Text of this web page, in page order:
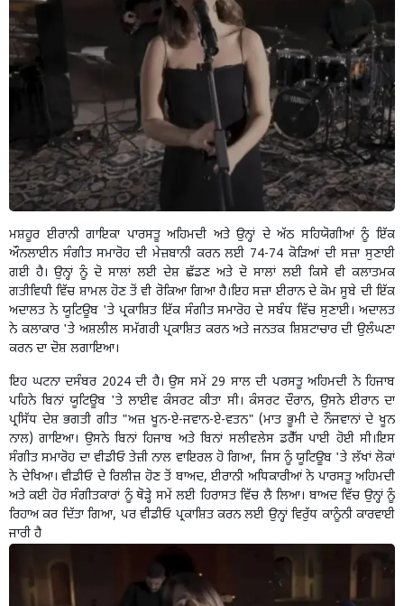
ਮਸ਼ਹੂਰ ਈਰਾਨੀ ਗਾਇਕਾ ਪਾਰਸਤੂ ਅਹਿਮਦੀ ਅਤੇ ਉਨ੍ਹਾਂ ਦੇ ਅੱਠ ਸਹਿਯੋਗੀਆਂ ਨੂੰ ਇੱਕ
ਔਨਲਾਈਨ ਸੰਗੀਤ ਸਮਾਰੋਹ ਦੀ ਮੇਜ਼ਬਾਨੀ ਕਰਨ ਲਈ 74-74 ਕੋੜਿਆਂ ਦੀ ਸਜ਼ਾ ਸੁਣਾਈ
ਗਈ ਹੈ। ਉਨ੍ਹਾਂ ਨੂੰ ਦੋ ਸਾਲਾਂ ਲਈ ਦੇਸ਼ ਛੱਡਣ ਅਤੇ ਦੋ ਸਾਲਾਂ ਲਈ ਕਿਸੇ ਵੀ ਕਲਾਤਮਕ
ਗਤੀਵਿਧੀ ਵਿੱਚ ਸ਼ਾਮਲ ਹੋਣ ਤੋਂ ਵੀ ਰੋਕਿਆ ਗਿਆ ਹੈ।ਇਹ ਸਜ਼ਾ ਈਰਾਨ ਦੇ ਕੋਮ ਸੂਬੇ ਦੀ ਇੱਕ
ਅਦਾਲਤ ਨੇ ਯੂਟਿਊਬ 'ਤੇ ਪ੍ਰਕਾਸ਼ਿਤ ਇੱਕ ਸੰਗੀਤ ਸਮਾਰੋਹ ਦੇ ਸਬੰਧ ਵਿੱਚ ਸੁਣਾਈ। ਅਦਾਲਤ
ਨੇ ਕਲਾਕਾਰ 'ਤੇ ਅਸ਼ਲੀਲ ਸਮੱਗਰੀ ਪ੍ਰਕਾਸ਼ਿਤ ਕਰਨ ਅਤੇ ਜਨਤਕ ਸ਼ਿਸ਼ਟਾਚਾਰ ਦੀ ਉਲੰਘਣਾ
ਕਰਨ ਦਾ ਦੋਸ਼ ਲਗਾਇਆ।
ਇਹ ਘਟਨਾ ਦਸੰਬਰ 2024 ਦੀ ਹੈ। ਉਸ ਸਮੇਂ 29 ਸਾਲ ਦੀ ਪਰਸਤੂ ਅਹਿਮਦੀ ਨੇ ਹਿਜਾਬ
ਪਹਿਨੇ ਬਿਨਾਂ ਯੂਟਿਊਬ 'ਤੇ ਲਾਈਵ ਕੰਸਰਟ ਕੀਤਾ ਸੀ। ਕੰਸਰਟ ਦੌਰਾਨ, ਉਸਨੇ ਈਰਾਨ ਦਾ
ਪ੍ਰਸਿੱਧ ਦੇਸ਼ ਭਗਤੀ ਗੀਤ "ਅਜ਼ ਖੂਨ-ਏ-ਜਵਾਨ-ਏ-ਵਤਨ" (ਮਾਤ ਭੂਮੀ ਦੇ ਨੌਜਵਾਨਾਂ ਦੇ ਖੂਨ
ਨਾਲ) ਗਾਇਆ। ਉਸਨੇ ਬਿਨਾਂ ਹਿਜਾਬ ਅਤੇ ਬਿਨਾਂ ਸਲੀਵਲੇਸ ਡਰੈੱਸ ਪਾਈ ਹੋਈ ਸੀ।ਇਸ
ਸੰਗੀਤ ਸਮਾਰੋਹ ਦਾ ਵੀਡੀਓ ਤੇਜ਼ੀ ਨਾਲ ਵਾਇਰਲ ਹੋ ਗਿਆ, ਜਿਸ ਨੂੰ ਯੂਟਿਊਬ 'ਤੇ ਲੱਖਾਂ ਲੋਕਾਂ
ਨੇ ਦੇਖਿਆ। ਵੀਡੀਓ ਦੇ ਰਿਲੀਜ਼ ਹੋਣ ਤੋਂ ਬਾਅਦ, ਈਰਾਨੀ ਅਧਿਕਾਰੀਆਂ ਨੇ ਪਾਰਸਤੂ ਅਹਿਮਦੀ
ਅਤੇ ਕਈ ਹੋਰ ਸੰਗੀਤਕਾਰਾਂ ਨੂੰ ਥੋੜ੍ਹੇ ਸਮੇਂ ਲਈ ਹਿਰਾਸਤ ਵਿੱਚ ਲੈ ਲਿਆ। ਬਾਅਦ ਵਿੱਚ ਉਨ੍ਹਾਂ ਨੂੰ
ਰਿਹਾਅ ਕਰ ਦਿੱਤਾ ਗਿਆ, ਪਰ ਵੀਡੀਓ ਪ੍ਰਕਾਸ਼ਿਤ ਕਰਨ ਲਈ ਉਨ੍ਹਾਂ ਵਿਰੁੱਧ ਕਾਨੂੰਨੀ ਕਾਰਵਾਈ
ਜਾਰੀ ਹੈ